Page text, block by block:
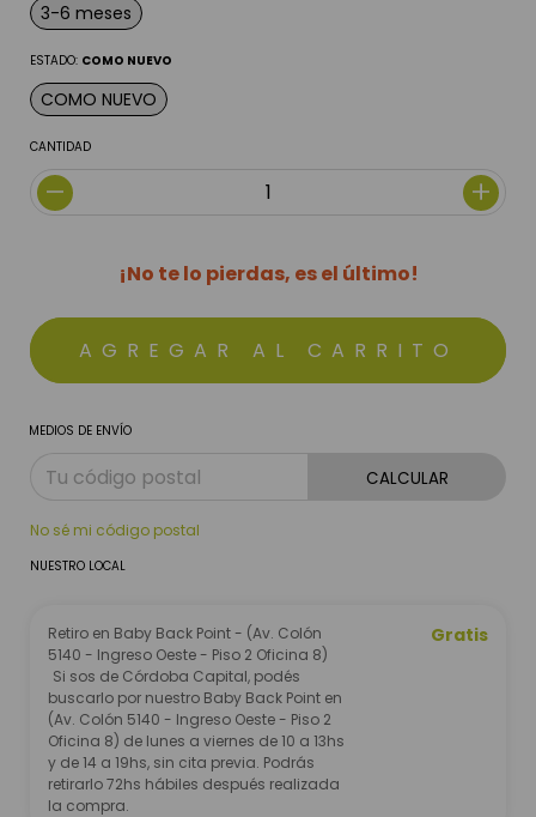
3-6 meses
ESTADO: COMO NUEVO
COMO NUEVO
CANTIDAD
¡No te lo pierdas, es el último!
MEDIOS DE ENVÍO
CALCULAR
No sé mi código postal
NUESTRO LOCAL
Retiro en Baby Back Point - (Av. Colón
5140 - Ingreso Oeste - Piso 2 Oficina 8)
Si sos de Córdoba Capital, podés
buscarlo por nuestro Baby Back Point en
(Av. Colón 5140 - Ingreso Oeste - Piso 2
Oficina 8) de lunes a viernes de 10 a 13hs
y de 14 a 19hs, sin cita previa. Podrás
retirarlo 72hs hábiles después realizada
la compra.
Gratis